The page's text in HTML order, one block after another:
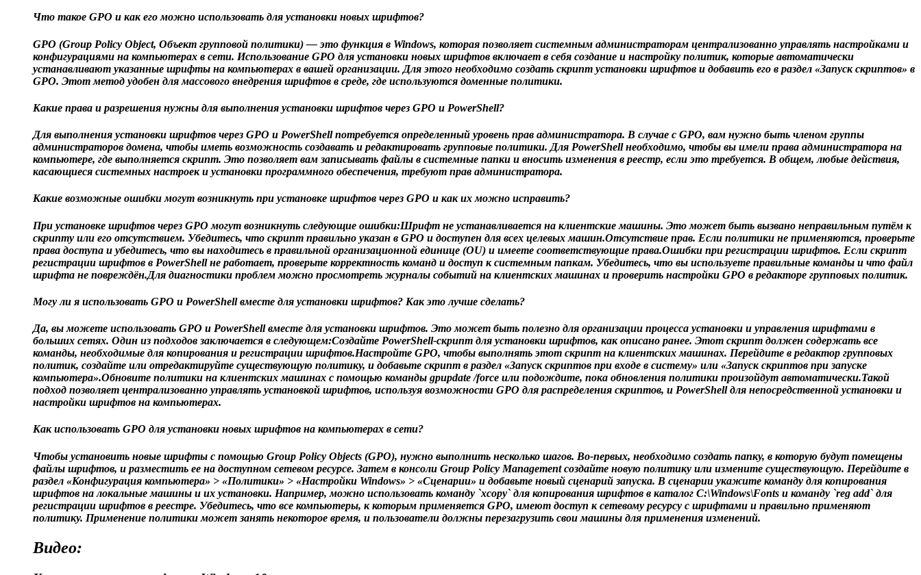
Что такое GPO и как его можно использовать для установки новых шрифтов?
GPO (Group Policy Object, Объект групповой политики) — это функция в Windows, которая позволяет системным администраторам централизованно управлять настройками и
конфигурациями на компьютерах в сети. Использование GPO для установки новых шрифтов включает в себя создание и настройку политик, которые автоматически
устанавливают указанные шрифты на компьютерах в вашей организации. Для этого необходимо создать скрипт установки шрифтов и добавить его в раздел «Запуск скриптов» в
GPO. Этот метод удобен для массового внедрения шрифтов в среде, где используются доменные политики.
Какие права и разрешения нужны для выполнения установки шрифтов через GPO и PowerShell?
Для выполнения установки шрифтов через GPO и PowerShell потребуется определенный уровень прав администратора. В случае с GPO, вам нужно быть членом группы
администраторов домена, чтобы иметь возможность создавать и редактировать групповые политики. Для PowerShell необходимо, чтобы вы имели права администратора на
компьютере, где выполняется скрипт. Это позволяет вам записывать файлы в системные папки и вносить изменения в реестр, если это требуется. В общем, любые действия,
касающиеся системных настроек и установки программного обеспечения, требуют прав администратора.
Какие возможные ошибки могут возникнуть при установке шрифтов через GPO и как их можно исправить?
При установке шрифтов через GPO могут возникнуть следующие ошибки:Шрифт не устанавливается на клиентские машины. Это может быть вызвано неправильным путём к
скрипту или его отсутствием. Убедитесь, что скрипт правильно указан в GPO и доступен для всех целевых машин.Отсутствие прав. Если политики не применяются, проверьте
права доступа и убедитесь, что вы находитесь в правильной организационной единице (OU) и имеете соответствующие права.Ошибки при регистрации шрифтов. Если скрипт
регистрации шрифтов в PowerShell не работает, проверьте корректность команд и доступ к системным папкам. Убедитесь, что вы используете правильные команды и что файл
шрифта не повреждён.Для диагностики проблем можно просмотреть журналы событий на клиентских машинах и проверить настройки GPO в редакторе групповых политик.
Могу ли я использовать GPO и PowerShell вместе для установки шрифтов? Как это лучше сделать?
Да, вы можете использовать GPO и PowerShell вместе для установки шрифтов. Это может быть полезно для организации процесса установки и управления шрифтами в
больших сетях. Один из подходов заключается в следующем:Создайте PowerShell-скрипт для установки шрифтов, как описано ранее. Этот скрипт должен содержать все
команды, необходимые для копирования и регистрации шрифтов.Настройте GPO, чтобы выполнять этот скрипт на клиентских машинах. Перейдите в редактор групповых
политик, создайте или отредактируйте существующую политику, и добавьте скрипт в раздел «Запуск скриптов при входе в систему» или «Запуск скриптов при запуске
компьютера».Обновите политики на клиентских машинах с помощью команды gpupdate /force или подождите, пока обновления политики произойдут автоматически.Такой
подход позволяет централизованно управлять установкой шрифтов, используя возможности GPO для распределения скриптов, и PowerShell для непосредственной установки и
настройки шрифтов на компьютерах.
Как использовать GPO для установки новых шрифтов на компьютерах в сети?
Чтобы установить новые шрифты с помощью Group Policy Objects (GPO), нужно выполнить несколько шагов. Во-первых, необходимо создать папку, в которую будут помещены
файлы шрифтов, и разместить ее на доступном сетевом ресурсе. Затем в консоли Group Policy Management создайте новую политику или измените существующую. Перейдите в
раздел «Конфигурация компьютера» > «Политики» > «Настройки Windows» > «Сценарии» и добавьте новый сценарий запуска. В сценарии укажите команду для копирования
шрифтов на локальные машины и их установки. Например, можно использовать команду `xcopy` для копирования шрифтов в каталог C:\Windows\Fonts и команду `reg add` для
регистрации шрифтов в реестре. Убедитесь, что все компьютеры, к которым применяется GPO, имеют доступ к сетевому ресурсу с шрифтами и правильно применяют
политику. Применение политики может занять некоторое время, и пользователи должны перезагрузить свои машины для применения изменений.
Видео: